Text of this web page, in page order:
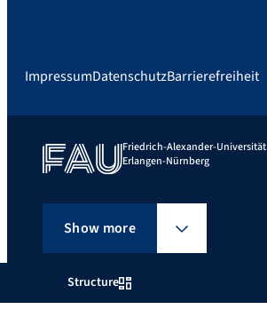
Structure
ImpressumDatenschutzBarrierefreiheit
Friedrich-Alexander-Universität
Erlangen-Nürnberg
Show more